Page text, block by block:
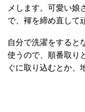
メします。可愛い娘
で、褌を締め直して
自分で洗濯をすると
使うので、順番取り
ぐに取り込むとか、